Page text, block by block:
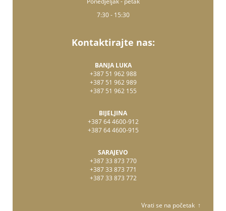
7:30 - 15:30
Kontaktirajte nas:
BANJA LUKA
+387 51 962 988
+387 51 962 989
+387 51 962 155
BIJELJINA
+387 64 4600-912
+387 64 4600-915
SARAJEVO
+387 33 873 770
+387 33 873 771
+387 33 873 772
Vrati se na početak ↑